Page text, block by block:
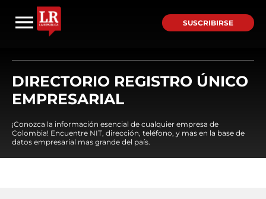
SUSCRIBIRSE
DIRECTORIO REGISTRO ÚNICO
EMPRESARIAL
¡Conozca la información esencial de cualquier empresa de
Colombia! Encuentre NIT, dirección, teléfono, y mas en la base de
datos empresarial mas grande del país.